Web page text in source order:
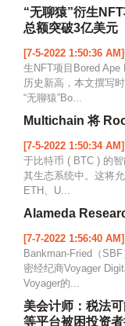
“无聊猿”衍生
总额突破3亿美元
[7-5-2022 1:50:36 AM]
生NFT项目Bored
历史新高，本文撰写
“无聊猿”Bo...
Multichain 将
[7-5-2022 1:50:34 AM]
于比特币 ( BTC ) 的
其生态系统中。这将
ETH、U...
Alameda
[7-7-2022 1:56:40 AM]
Bankman-Fried（
密经纪商Voyager
Voyager的...
美会计师：税法
等平台被困投资